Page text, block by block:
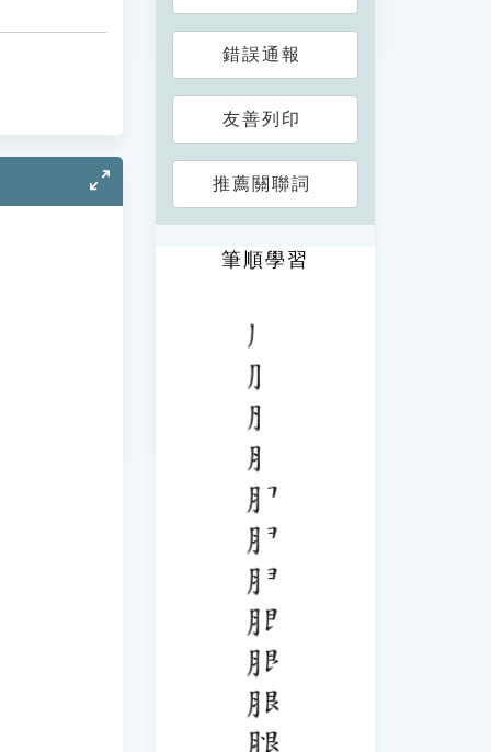
錯誤通報
友善列印
推薦關聯詞
筆順學習